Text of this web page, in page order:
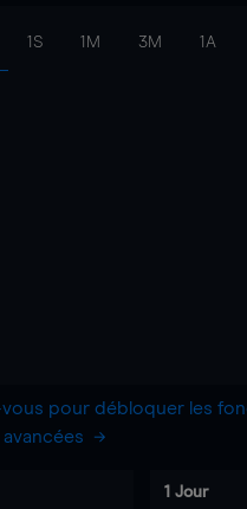
1S 1M 3M 1A
pour débloquer les
1 Jour